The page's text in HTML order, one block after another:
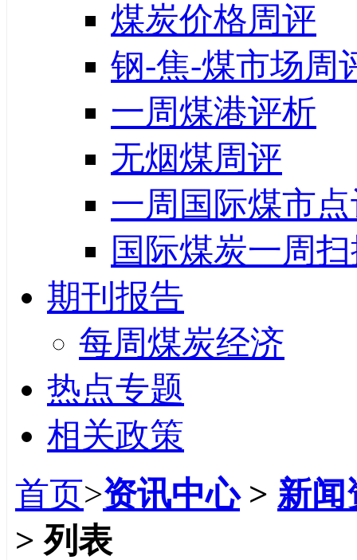
煤炭价格周评
钢-焦-煤市场周
一周煤港评析
无烟煤周评
一周国际煤市
国际煤炭一周
期刊报告
每周煤炭经济
热点专题
相关政策
首页>资讯中心> 新闻
> 列表